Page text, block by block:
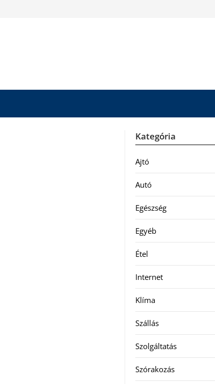
Kategória
Ajtó
Autó
Egészség
Egyéb
Étel
Internet
Klíma
Szállás
Szolgáltatás
Szórakozás